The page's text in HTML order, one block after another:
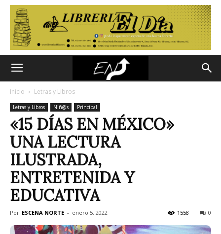
Inicio Letras y Libros
Letras y Libros Niñ@s Principal
«15 DÍAS EN MÉXICO»
UNA LECTURA
ILUSTRADA,
ENTRETENIDA Y
EDUCATIVA
Por ESCENA NORTE - enero 5, 2022 0
1558